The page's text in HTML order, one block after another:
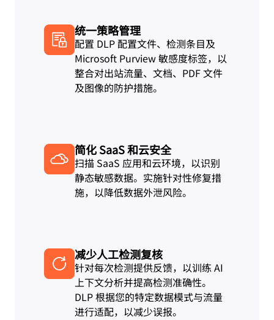
统一策略管理
配置 DLP 配置文件、检测条目及
Microsoft Purview 敏感度标签，以
整合对出站流量、文档、PDF 文件
及图像的防护措施。
简化 SaaS 和云安全
扫描 SaaS 应用和云环境，以识别
静态敏感数据。实施针对性修复措
施，以降低数据外泄风险。
减少人工检测复核
针对每次检测提供反馈，以训练 AI
上下文分析并提高检测准确性。
DLP 根据您的特定数据模式与流量
进行适配，以减少误报。